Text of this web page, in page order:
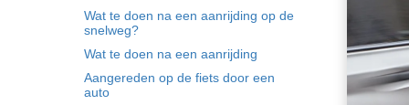
Wat te doen na een aanrijding op de
snelweg?
Wat te doen na een aanrijding
Aangereden op de fiets door een
auto